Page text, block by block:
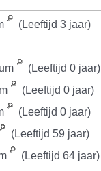
(Leeftijd 3 jaar)
(Leeftijd 0 jaar)
(Leeftijd 0 jaar)
(Leeftijd 0 jaar)
(Leeftijd 59 jaar)
(Leeftijd 64 jaar)